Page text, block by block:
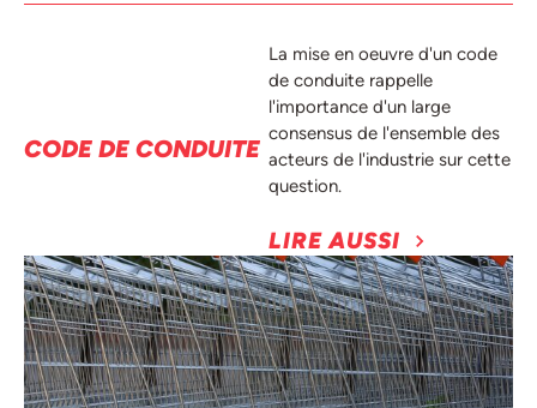
CODE DE CONDUITE
La mise en oeuvre d'un code
de conduite rappelle
l'importance d'un large
consensus de l'ensemble des
acteurs de l'industrie sur cette
question.
LIRE AUSSI